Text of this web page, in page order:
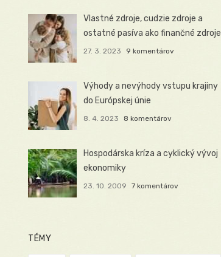
Vlastné zdroje, cudzie zdroje a
ostatné pasíva ako finančné zdroje
27. 3. 2023 9 komentárov
Výhody a nevýhody vstupu krajiny
do Európskej únie
8. 4. 2023 8 komentárov
Hospodárska kríza a cyklický vývoj
ekonomiky
23. 10. 2009 7 komentárov
TÉMY